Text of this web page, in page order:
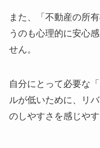
また、「不動産の所
うのも心理的に安心
せん。
自分にとって必要な
ルが低いために、リ
のしやすさを感じや